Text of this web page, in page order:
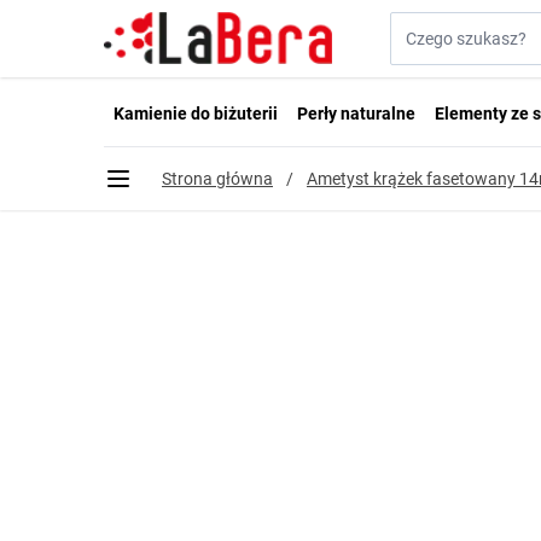
Przejdź do treści
Kamienie do biżuterii Perły naturalne Elementy ze
Strona główna / Ametyst krążek fasetowany